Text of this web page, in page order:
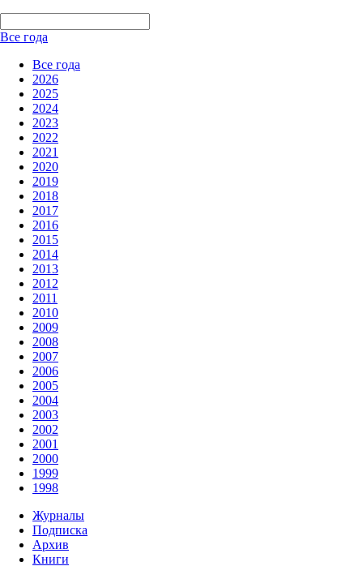
Все года
Все года
2026
2025
2024
2023
2022
2021
2020
2019
2018
2017
2016
2015
2014
2013
2012
2011
2010
2009
2008
2007
2006
2005
2004
2003
2002
2001
2000
1999
1998
Журналы
Подписка
Архив
Книги